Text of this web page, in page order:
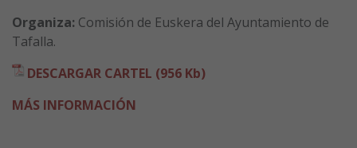
Organiza: Comisión de Euskera del Ayuntamiento de
Tafalla.
DESCARGAR CARTEL (956 Kb)
MÁS INFORMACIÓN